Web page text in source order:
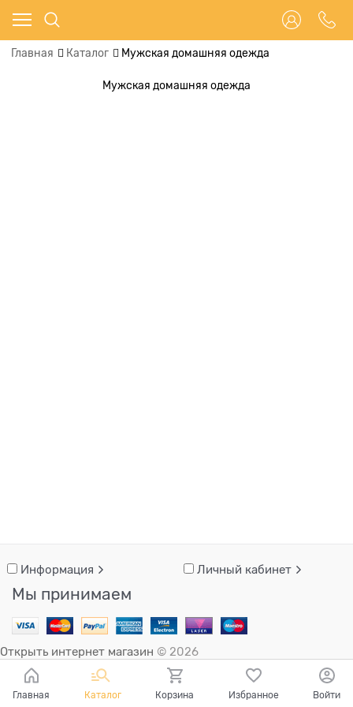
Главная Каталог Мужская домашняя одежда
Мужская домашняя одежда
Информация Личный кабинет
Мы принимаем
Открыть интернет магазин © 2026
Главная Каталог Корзина Избранное Войти